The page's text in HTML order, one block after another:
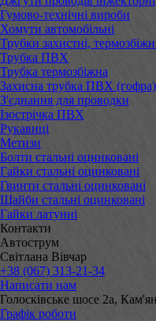
Гумово-технічні вироби
Хомути автомобільні
Трубки захистні,
Трубка ПВХ
Трубка термозбіжна
Захисна трубка ПВХ (гофра)
З'єднання для проводки
Ізострічка ПВХ
Рукавиці
Метизи
Болти стальні оцинковані
Гайки стальні оцинковані
Гвинти стальні оцинковані
Шайби стальні оцинковані
Гайки латунні
Контакти
Автострум
Світлана Вівчар
+38 (067) 313-21-34
Написати нам
Голосківське шосе 2а,
Графік роботи